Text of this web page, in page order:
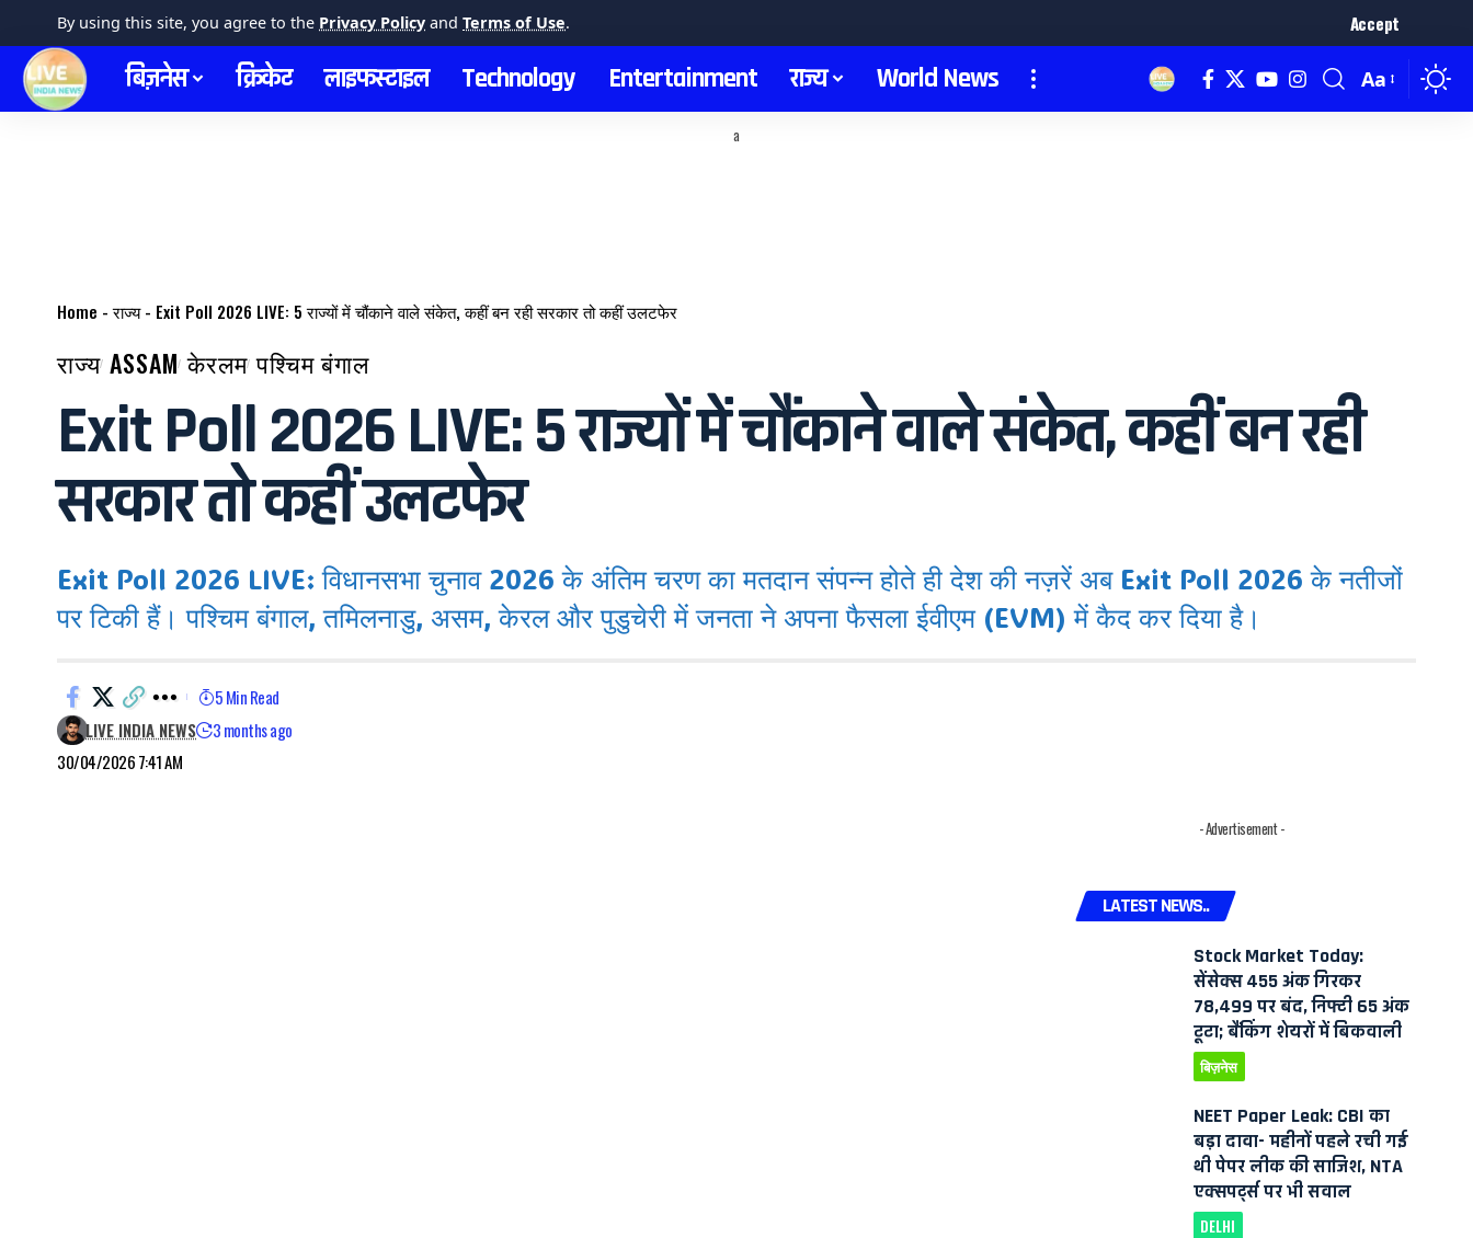
By using this site, you agree to the Privacy Policy and Terms of Use. Accept
बिज़नेस क्रिकेट लाइफस्टाइल Technology Entertainment राज्य World News Aa
a
Home -राज्य- Exit Poll 2026 LIVE: 5 राज्यों में चौंकाने वाले संकेत, कहीं बन रही सरकार तो कहीं उलटफेर
राज्य ASSAM केरलम पश्चिम बंगाल
Exit Poll 2026 LIVE: 5 राज्यों में चौंकाने वाले संकेत, कहीं बन रही
सरकार तो कहीं उलटफेर
Exit Poll 2026 LIVE: विधानसभा चुनाव 2026 के अंतिम चरण का मतदान संपन्न होते ही देश की नज़रें अब Exit Poll 2026 के नतीजों
पर टिकी हैं। पश्चिम बंगाल, तमिलनाडु, असम, केरल और पुडुचेरी में जनता ने अपना फैसला ईवीएम (EVM) में कैद कर दिया है।
30/04/2026 7:41 AM
LIVE INDIA NEWS 3 months ago
5 Min Read
- Advertisement -
LATEST NEWS..
Stock Market Today:
सेंसेक्स 455 अंक गिरकर
78,499 पर बंद, निफ्टी 65 अंक
टूटा; बैंकिंग शेयरों में बिकवाली
बिज़नेस
NEET Paper Leak: CBI का
बड़ा दावा- महीनों पहले रची गई
थी पेपर लीक की साजिश, NTA
एक्सपर्ट्स पर भी सवाल
DELHI